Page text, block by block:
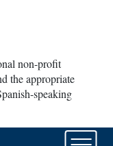
non-profit
the appropriate
speaking